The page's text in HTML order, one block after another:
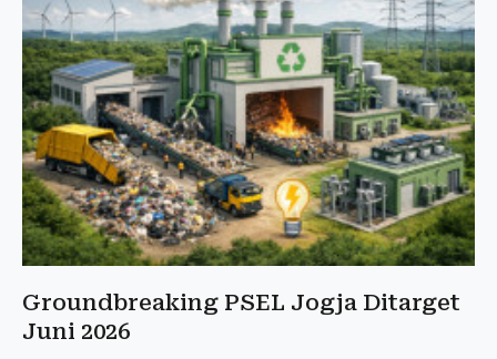
Groundbreaking PSEL Jogja Ditarget
Juni 2026